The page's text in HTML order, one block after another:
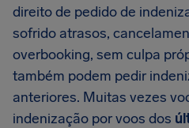
direito de pedido de
sofrido atrasos,
overbooking, sem culpa
também podem pedir
anteriores. Muitas vezes
indenização por voos dos